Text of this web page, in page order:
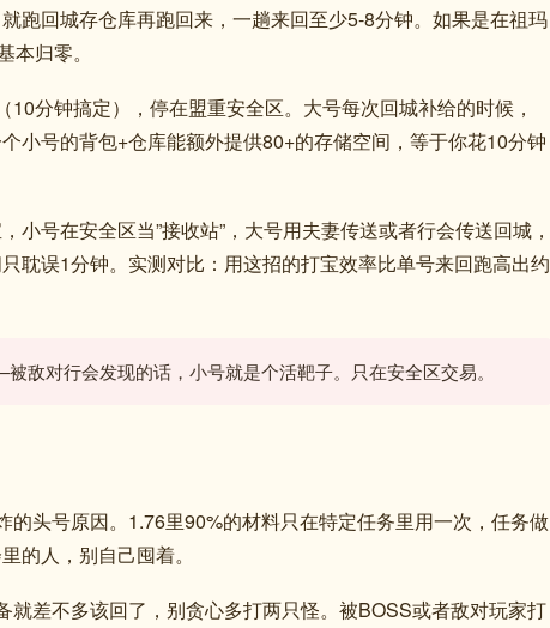
跑回城存仓库再跑回来，一趟来回至少5-8分钟。如果是在祖玛
归零。
分钟搞定），停在盟重安全区。大号每次回城补给的时候，
小号的背包+仓库能额外提供80+的存储空间，等于你花10分钟
号在安全区当”接收站”，大号用夫妻传送或者行会传送回城，
耽误1分钟。实测对比：用这招的打宝效率比单号来回跑高出约
敌对行会发现的话，小号就是个活靶子。只在安全区交易。
的头号原因。1.76里90%的材料只在特定任务里用一次，任务做
的人，别自己囤着。
就差不多该回了，别贪心多打两只怪。被BOSS或者敌对玩家打